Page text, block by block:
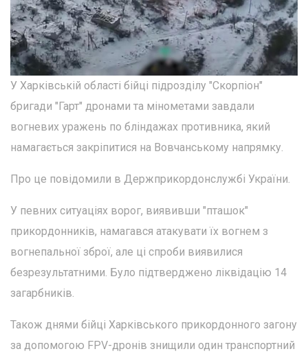
У Харківській області бійці підрозділу "Скорпіон"
бригади "Гарт" дронами та мінометами завдали
вогневих уражень по бліндажах противника, який
намагається закріпитися на Вовчанському напрямку.
Про це повідомили в Держприкордонслужбі України.
У певних ситуаціях ворог, виявивши "пташок"
прикордонників, намагався атакувати їх вогнем з
вогнепальної зброї, але ці спроби виявилися
безрезультатними. Було підтверджено ліквідацію 14
загарбників.
Також днями бійці Харківського прикордонного загону
за допомогою FPV-дронів знищили один транспортний